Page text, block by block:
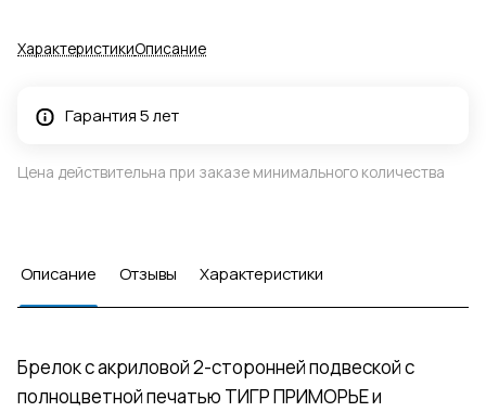
ХарактеристикиОписание
Гарантия 5 лет
Цена действительна при заказе минимального количества
Описание Отзывы Характеристики
Брелок с акриловой 2-сторонней подвеской с
полноцветной печатью ТИГР ПРИМОРЬЕ и